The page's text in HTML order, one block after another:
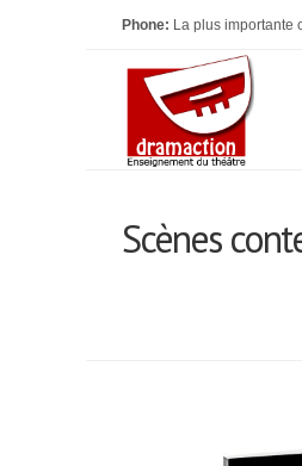
Phone: La plus importante
Scènes